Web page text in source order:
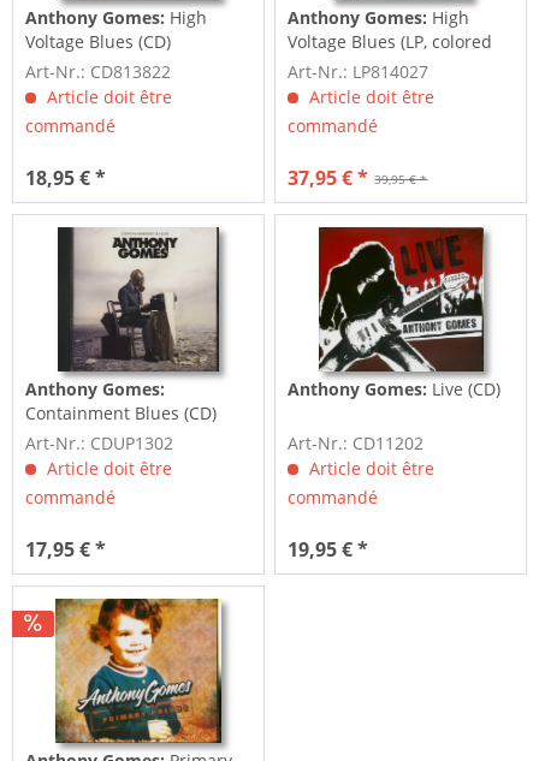
Anthony Gomes: High
Voltage Blues (CD)
Art-Nr.: CD813822
Article doit être
commandé
18,95 € *
Anthony Gomes: High
Voltage Blues (LP, colored
Vinyl, Ltd.)
Art-Nr.: LP814027
Article doit être
commandé
39,95 € *
37,95 € *
Anthony Gomes:
Containment Blues (CD)
Art-Nr.: CDUP1302
Article doit être
commandé
17,95 € *
Anthony Gomes: Live (CD)
Art-Nr.: CD11202
Article doit être
commandé
19,95 € *